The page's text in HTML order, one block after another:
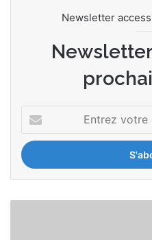
Newsletter
r
v